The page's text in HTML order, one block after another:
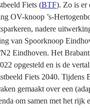
Fiets (BTF). Zo is er
OV-knoop ’s-
nadere
van Spoorknoop
Eindhoven. Het
opgesteld en is de
Fiets 2040.
gemaakt over een
om samen met het rijk